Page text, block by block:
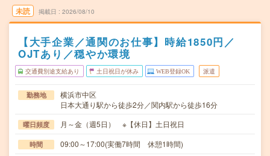
未読 掲載日 2026/08/10
【大手企業／通関のお仕事】時給1850円／
OJTあり／穏やか環境
交通費別途支給あり 土日祝日が休み WEB登録OK 派遣
勤務地
横浜市中区
日本大通り駅から徒歩2分／関内駅から徒歩16分
曜日頻度 月～金（週5日） ※【休日】土日祝日
時間 09:00～17:00(実働7時間 休憩1時間)